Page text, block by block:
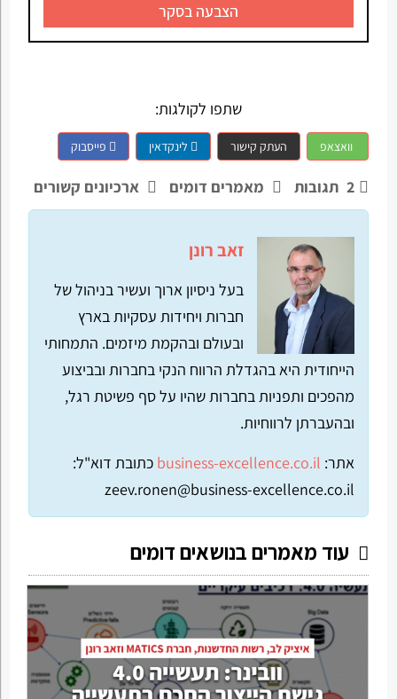
הצבעה בסקר
שתפו לקולגות:
וואצאפ העתק קישור לינקדאין פייסבוק
2 תגובות מאמרים דומים ארכיונים קשורים
זאב רונן
בעל ניסיון ארוך ועשיר בניהול של
חברות ויחידות עסקיות בארץ
ובעולם ובהקמת מיזמים. התמחותי
הייחודית היא בהגדלת הרווח הנקי בחברות ובביצוע
מהפכים ותפניות בחברות שהיו על סף פשיטת רגל,
ובהעברתן לרווחיות.
אתר: business-excellence.co.il כתובת דוא"ל:
zeev.ronen@business-excellence.co.il
עוד מאמרים בנושאים דומים